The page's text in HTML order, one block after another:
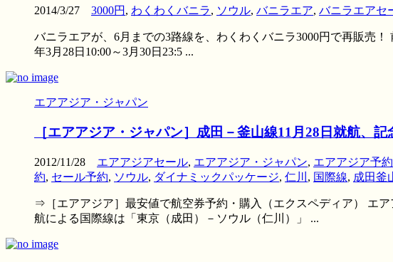
2014/3/27 3000円 , わくわくバニラ, ソウル, バニラエア, バニラエアセ
バニラエアが、6月までの3路線を、わくわくバニラ3000円で再販売
年3月28日10:00～3月30日23:5 ...
エアアジア・ジャパン
［エアアジア・ジャパン］成田－釜山線11月28日就航、
2012/11/28 エアアジアセール, エアアジア・ジャパン, エアアジア予約
約, セール予約, ソウル, ダイナミックパッケージ, 仁川 , 国際線, 成田釜
⇒［エアアジア］最安値で航空券予約・購入（エクスペディア） エ
航による国際線は「東京（成田）－ソウル（仁川）」 ...